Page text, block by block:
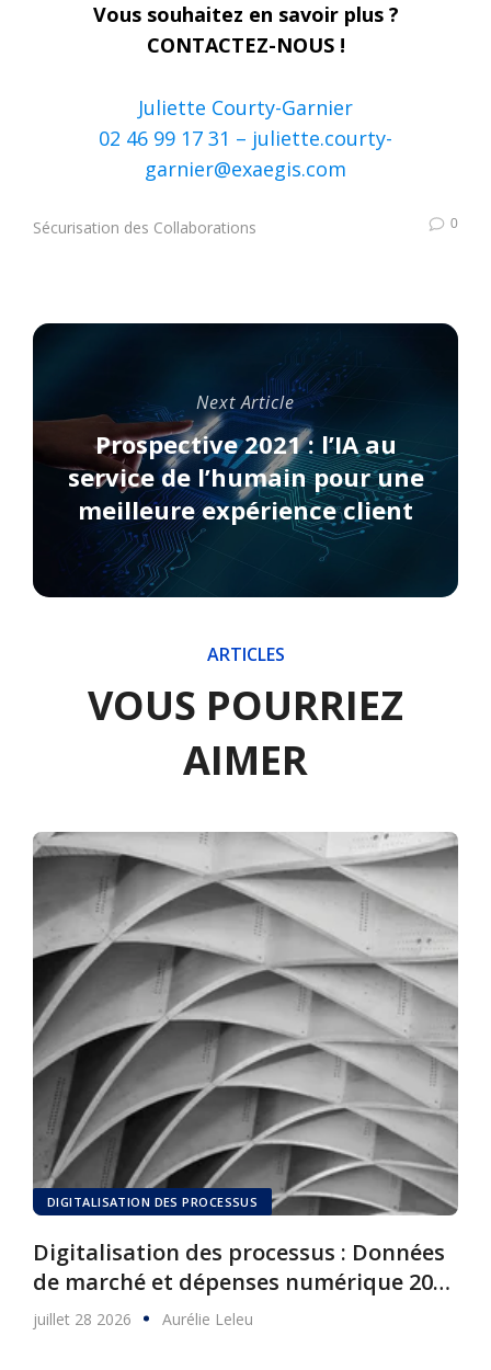
Vous souhaitez en savoir plus ?
CONTACTEZ-NOUS !
Juliette Courty-Garnier
02 46 99 17 31 – juliette.courty-
garnier@exaegis.com
Sécurisation des Collaborations 0
Next Article
Prospective 2021 : l’IA au
service de l’humain pour une
meilleure expérience client
ARTICLES
VOUS POURRIEZ
AIMER
DIGITALISATION DES PROCESSUS
Digitalisation des processus : Données
de marché et dépenses numérique 2025
à 2030
juillet 28 2026 Aurélie Leleu